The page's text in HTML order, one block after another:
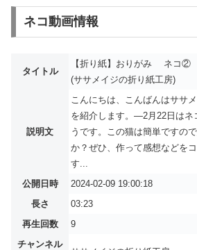
ネコ動画情報
タイトル
【折り紙】おりがみ ネ
(ササメイジの折り紙工房)
説明文
こんにちは、こんばんはササ
を紹介します。―2月22日はネ
うです。この猫は簡単ですの
か？ぜひ、作って感想などを
す...
公開日時
2024-02-09 19:00:18
長さ
03:23
再生回数
9
チャンネル